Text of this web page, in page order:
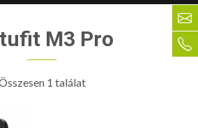
M3 Pro
1 találat